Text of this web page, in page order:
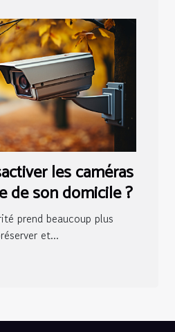
les caméras
de son domicile ?
prend beaucoup plus
et...